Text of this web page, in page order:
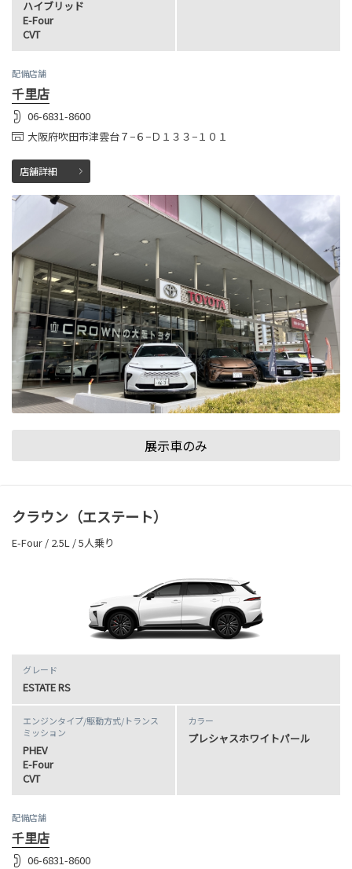
ハイブリッド
E-Four
CVT
配備店舗
千里店
06-6831-8600
大阪府吹田市津雲台７−６−Ｄ１３３−１０１
店舗詳細
展示車のみ
クラウン（エステート）
E-Four / 2.5L / 5人乗り
グレード
ESTATE RS
エンジンタイプ/駆動方式/トランス
ミッション
PHEV
E-Four
CVT
カラー
プレシャスホワイトパール
配備店舗
千里店
06-6831-8600